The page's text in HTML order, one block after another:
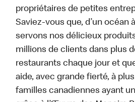
propriétaires de petites
Saviez-vous que, d’un océan
servons nos délicieux
millions de clients dans plus
restaurants chaque jour et
aide, avec grande fierté, à
familles canadiennes ayant